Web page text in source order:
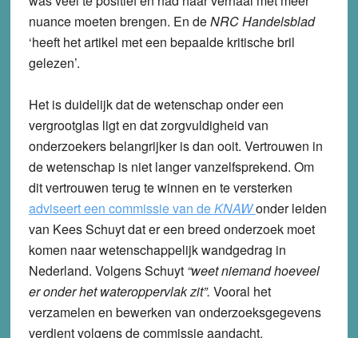
nuance moeten brengen. En deNRC Handelsblad
‘heeft het artikel met een bepaalde kritische bril
gelezen’.
Het is duidelijk dat de wetenschap onder een
vergrootglas ligt en dat zorgvuldigheid van
onderzoekers belangrijker is dan ooit. Vertrouwen in
de wetenschap is niet langer vanzelfsprekend. Om
dit vertrouwen terug te winnen en te versterken
adviseert een commissie van deKNAWonder leiden
van Kees Schuyt dat er een breed onderzoek moet
komen naar wetenschappelijk wandgedrag in
Nederland. Volgens Schuyt “weet niemand hoeveel
er onder het wateroppervlak zit”. Vooral het
verzamelen en bewerken van onderzoeksgegevens
verdient volgens de commissie aandacht.